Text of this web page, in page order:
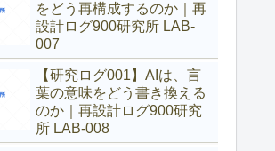
をどう再構成するのか｜再
設計ログ900研究所 LAB-
007
【研究ログ001】AIは、言
葉の意味をどう書き換える
のか｜再設計ログ900研究
所 LAB-008